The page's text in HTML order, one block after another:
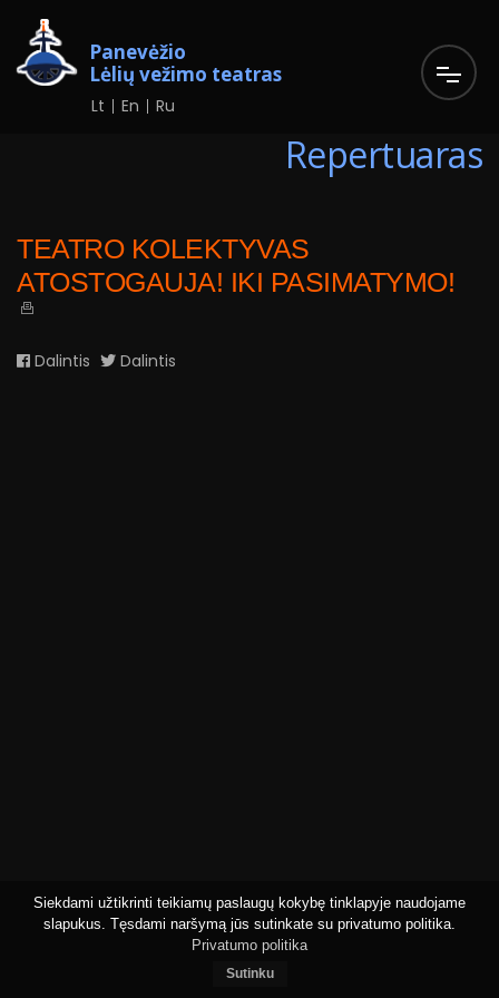
Siekdami užtikrinti teikiamų paslaugų kokybę tinklapyje naudojame
slapukus. Tęsdami naršymą jūs sutinkate su privatumo politika.
Privatumo politika
Sutinku
Panevėžio
Lėlių vežimo teatras
Lt En Ru
Repertuaras
TEATRO KOLEKTYVAS
ATOSTOGAUJA! IKI PASIMATYMO!
Dalintis Dalintis